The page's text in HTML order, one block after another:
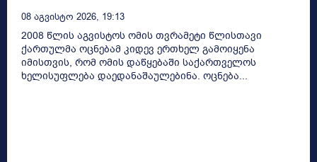
08 Აგვისტო 2026, 19:13
2008 წლის აგვისტოს ომის თვრამეტი წლისთავი
ქართულმა ოცნებამ კიდევ ერთხელ გამოიყენა
იმისთვის, რომ ომის დაწყებაში საქართველოს
ხელისუფლება დაედანაშაულებინა. ოცნება...